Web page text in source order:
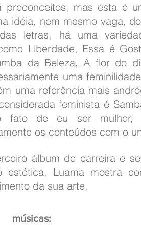
preconceitos, mas esta é
idéia, nem mesmo vaga,
letras, há uma
Liberdade, Essa é
da Beleza, A flor do
uma
uma referência mais
feminista é
fato de eu ser mulher,
os conteúdos com o
álbum de carreira e
estética, Luama mostra
da sua arte.
músicas: